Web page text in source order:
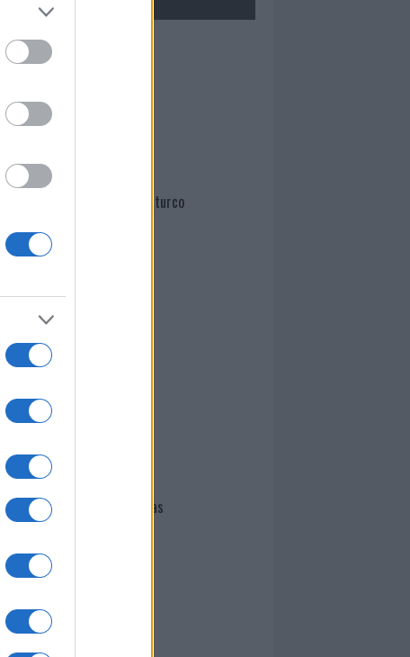
Mario Malu
Paolo Pinna
Martina Agostina Diturco
I nostri cari
I nostri cari
Giovannimaria Cabras